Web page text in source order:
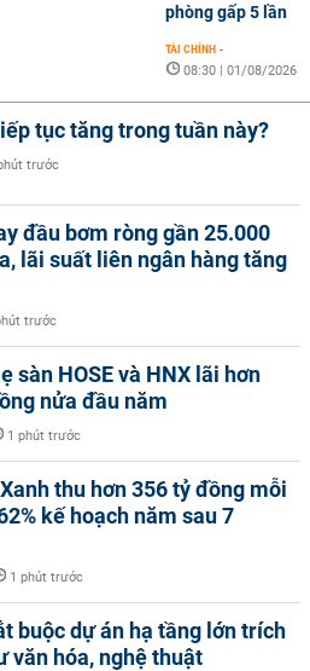
phòng gấp 5 lần
TÀI CHÍNH -
08:30 | 01/08/2026
tục tăng trong tuần này?
trước
đầu bơm ròng gần 25.000
lãi suất liên ngân hàng tăng
trước
sàn HOSE và HNX lãi hơn
nửa đầu năm
1 phút trước
thu hơn 356 tỷ đồng mỗi
kế hoạch năm sau 7
1 phút trước
buộc dự án hạ tầng lớn trích
văn hóa, nghệ thuật